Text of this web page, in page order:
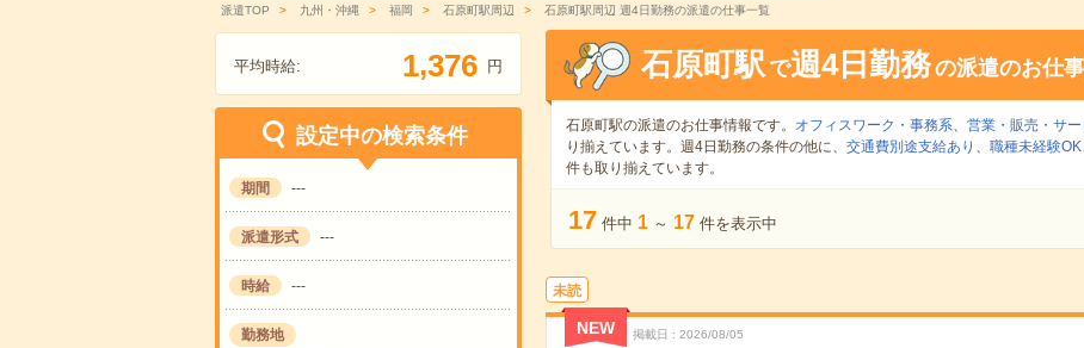
派遣TOP 九州・沖縄 福岡 石原町駅周辺 石原町駅周辺 週4日勤務の派遣の仕事一覧
平均時給: 1,376 円
設定中の検索条件
期間 ---
派遣形式 ---
時給 ---
勤務地
石原町駅 で週4日勤務の派遣のお仕
石原町駅の派遣のお仕事情報です。 オフィスワーク・事務系、 営業・販売・サ
り揃えています。週4日勤務の条件の他に、 交通費別途支給あり 、 職種未経験OK
件も取り揃えています。
17 件中 1 ～ 17 件を表示中
未読
NEW 掲載日 2026/08/05